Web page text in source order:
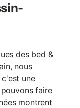
des bed &
nous
une
faire
montrent